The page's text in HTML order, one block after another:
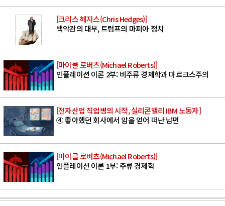
[크리스 헤지스(Chris Hedges)]
백악관의 대부, 트럼프의 마피아 정치
[마이클 로버츠(Michael Roberts)]
인플레이션 이론 2부: 비주류 경제학과 마르크스주의
[전자산업 직업병의 시작, 실리콘밸리 IBM 노동자]
④ 좋아했던 회사에서 암을 얻어 떠난 남편
[마이클 로버츠(Michael Roberts)]
인플레이션 이론 1부: 주류 경제학